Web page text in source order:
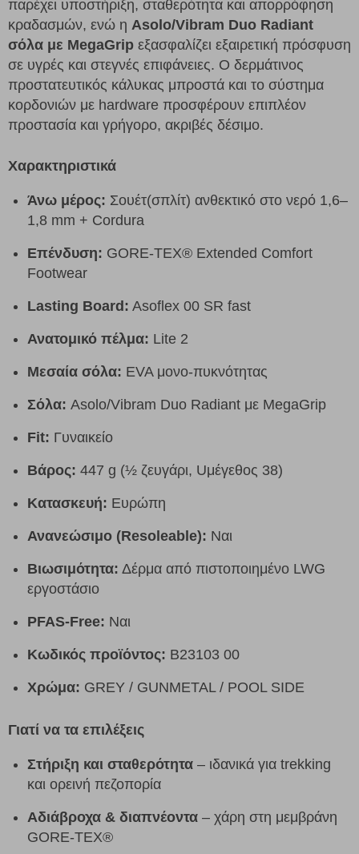
παρέχει υποστήριξη, σταθερότητα και απορρόφηση
κραδασμών, ενώ η Asolo/Vibram Duo Radiant
σόλα με MegaGrip εξασφαλίζει εξαιρετική πρόσφυση
σε υγρές και στεγνές επιφάνειες. Ο δερμάτινος
προστατευτικός κάλυκας μπροστά και το σύστημα
κορδονιών με hardware προσφέρουν επιπλέον
προστασία και γρήγορο, ακριβές δέσιμο.
Χαρακτηριστικά
Άνω μέρος: Σουέτ(σπλίτ) ανθεκτικό στο νερό 1,6–
1,8 mm + Cordura
Επένδυση: GORE-TEX® Extended Comfort
Footwear
Lasting Board: Asoflex 00 SR fast
Ανατομικό πέλμα: Lite 2
Μεσαία σόλα: EVA μονο-πυκνότητας
Σόλα: Asolo/Vibram Duo Radiant με MegaGrip
Fit: Γυναικείο
Βάρος: 447 g (½ ζευγάρι, Uμέγεθος 38)
Κατασκευή: Ευρώπη
Ανανεώσιμο (Resoleable): Ναι
Βιωσιμότητα: Δέρμα από πιστοποιημένο LWG
εργοστάσιο
PFAS-Free: Ναι
Κωδικός προϊόντος: B23103 00
Χρώμα: GREY / GUNMETAL / POOL SIDE
Γιατί να τα επιλέξεις
Στήριξη και σταθερότητα – ιδανικά για trekking
και ορεινή πεζοπορία
Αδιάβροχα & διαπνέοντα – χάρη στη μεμβράνη
GORE-TEX®